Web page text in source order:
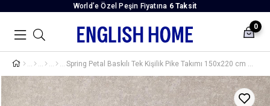
World’e Özel Peşin Fiyatına 6 Taksit
0
Spring Petal Baskılı Tek Kişilik Pike Takımı 150x220 cm Sarı